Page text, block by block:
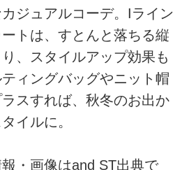
ジュアルコーデ。Iライン
トは、すとんと落ちる縦
、スタイルアップ効果も
ィングバッグやニット帽
スすれば、秋冬のお出か
イルに。
・画像はand ST出典で